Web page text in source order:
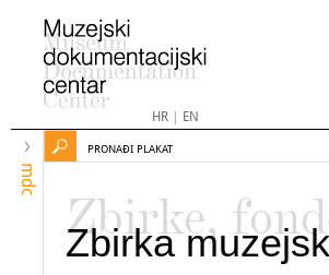
HR| EN
mdc
PRONAĐI PLAKAT
Zbirke,
Zbirka